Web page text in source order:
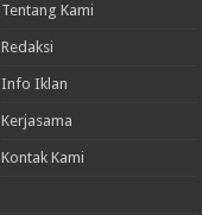
Tentang Kami
Redaksi
Info Iklan
Kerjasama
Kontak Kami